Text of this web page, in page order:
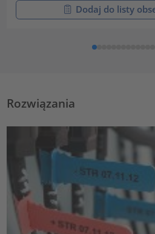
Dodaj do listy
Rozwiązania